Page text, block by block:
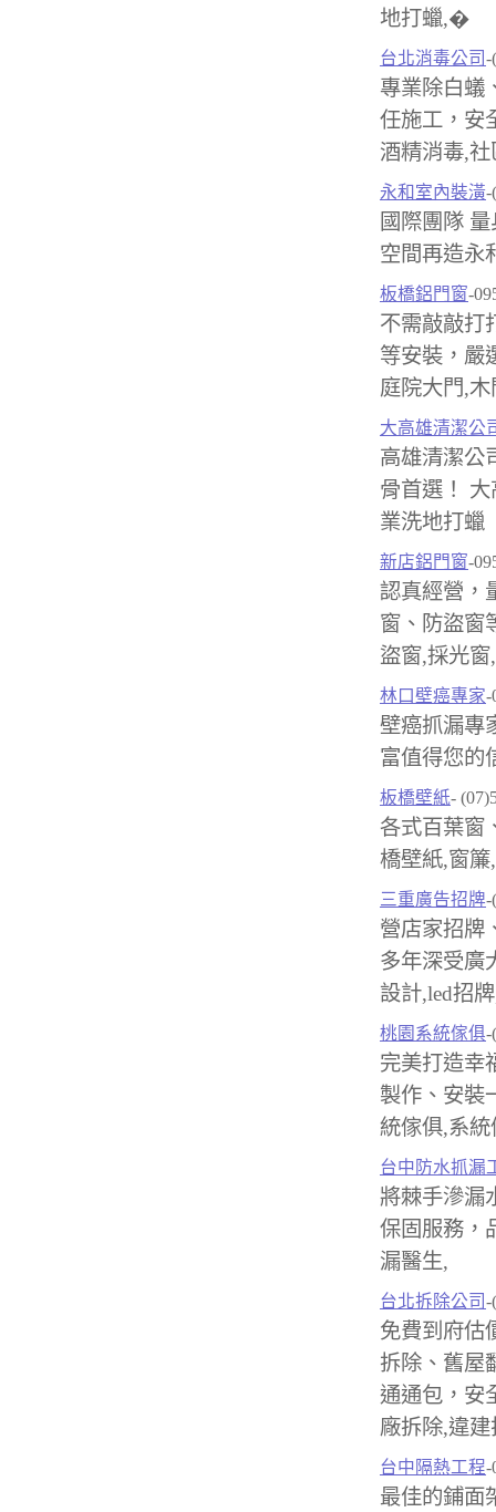
地打蠟,�
台北消毒公司 -
專業除白蟻
任施工，安
酒精消毒,
永和室內裝潢-
國際團隊
空間再造永
板橋鋁門窗-
不需敲敲打
等安裝，嚴
庭院大門,
大高雄清潔公
高雄清潔公
骨首選！
業洗地打蠟
新店鋁門窗-
認真經營，
窗、防盜窗
盜窗,採光
林口壁癌專家-
壁癌抓漏專
富值得您的
板橋壁紙-
各式百葉窗
橋壁紙,窗
三重廣告招牌-
營店家招牌
多年深受廣
設計,led招
桃園系統傢俱-
完美打造幸
製作、安裝
統傢俱,系
台中防水抓漏
將棘手滲漏
保固服務，
漏醫生,
台北拆除公司 -
免費到府估
拆除、舊屋
通通包，安
廠拆除,違
台中隔熱工程-
最佳的鋪面